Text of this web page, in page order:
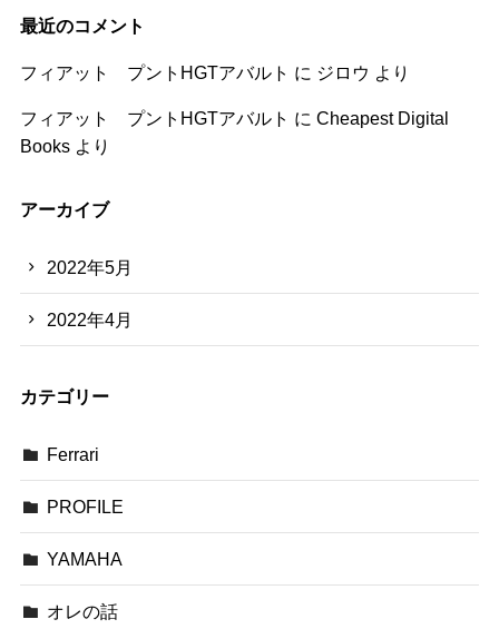
最近のコメント
フィアット プントHGTアバルト に ジロウ より
フィアット プントHGTアバルト に Cheapest Digital
Booksより
アーカイブ
2022年5月
2022年4月
カテゴリー
Ferrari
PROFILE
YAMAHA
オレの話